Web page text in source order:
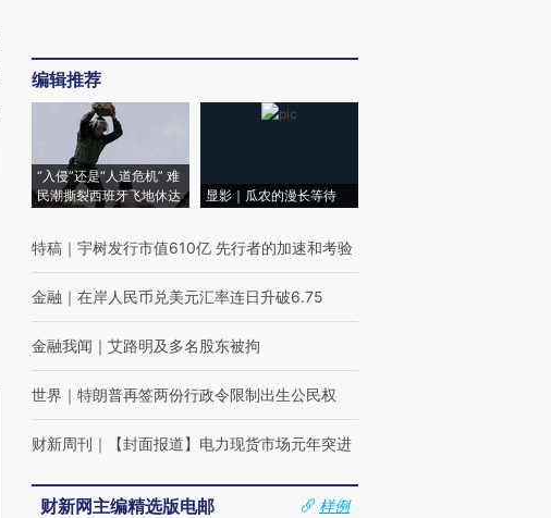
编辑推荐
“入侵”还是“人道危机” 难
民潮撕裂西班牙飞地休达
显影｜瓜农的漫长等待
特稿 ｜ 宇树发行市值610亿 先行者的加速和考验
金融 ｜ 在岸人民币兑美元汇率连日升破6.75
金融我闻 ｜ 艾路明及多名股东被拘
世界 ｜ 特朗普再签两份行政令限制出生公民权
财新周刊 ｜ 【封面报道】电力现货市场元年突进
财新网主编精选版电邮
样例